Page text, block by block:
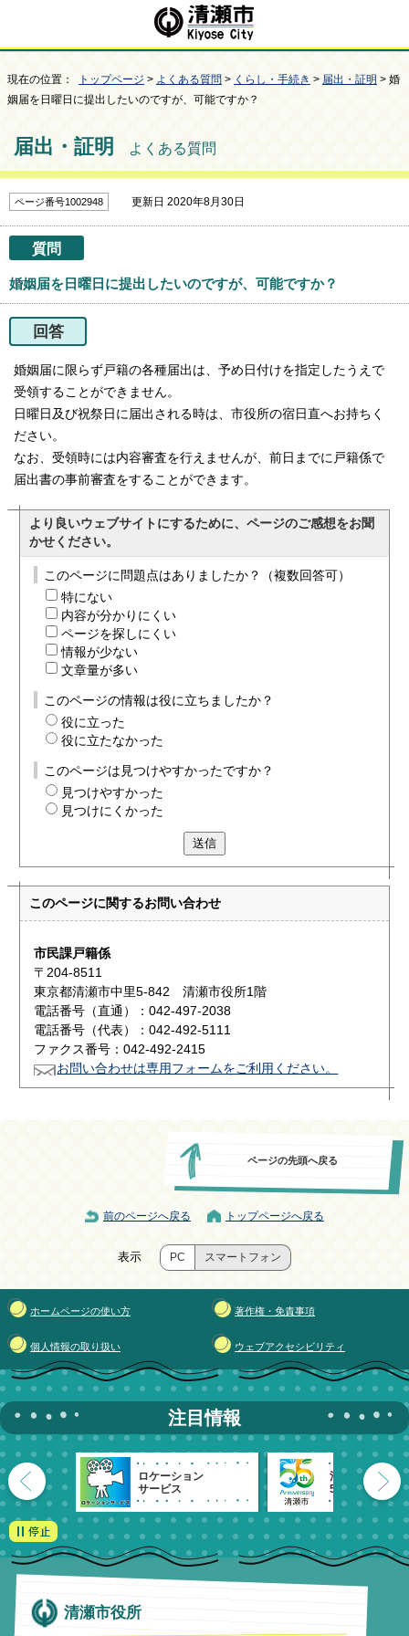
現在の位置： トップページ > よくある質問 > くらし・手続き > 届出・証明 > 婚
姻届を日曜日に提出したいのですが、可能ですか？
届出・証明 よくある質問
ページ番号1002948 更新日 2020年8月30日
質問
婚姻届を日曜日に提出したいのですが、可能ですか？
回答
婚姻届に限らず戸籍の各種届出は、予め日付けを指定したうえで
受領することができません。
日曜日及び祝祭日に届出される時は、市役所の宿日直へお持ちく
ださい。
なお、受領時には内容審査を行えませんが、前日までに戸籍係で
届出書の事前審査をすることができます。
より良いウェブサイトにするために、ページのご感想をお聞
かせください。
このページに問題点はありましたか？（複数回答可）
特にない
内容が分かりにくい
ページを探しにくい
情報が少ない
文章量が多い
このページの情報は役に立ちましたか？
役に立った
役に立たなかった
このページは見つけやすかったですか？
見つけやすかった
見つけにくかった
送信
このページに関するお問い合わせ
市民課戸籍係
〒204-8511
東京都清瀬市中里5-842 清瀬市役所1階
電話番号（直通）：042-497-2038
電話番号（代表）：042-492-5111
ファクス番号：042-492-2415
お問い合わせは専用フォームをご利用ください。
ページの先頭へ戻る
前のページへ戻る トップページへ戻る
表示 PC スマートフォン
ホームページの使い方 著作権・免責事項
個人情報の取り扱い ウェブアクセシビリティ
注目情報
ロケーション
サービス
清瀬市
55周年記念
清瀬市役所